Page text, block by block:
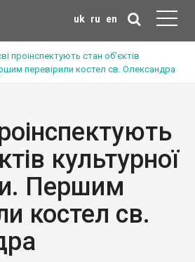
uk ru en
проінспектують стан об’єктів
перевірили костел св. Олександра
культурної
Першим
костел св.